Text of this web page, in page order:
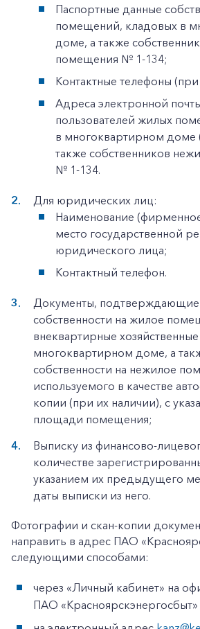
Паспортные данные
помещений, кладовых в
доме, а также
помещения № 1-134;
Контактные телефоны
Адреса электронной
пользователей жилых
в многоквартирном доме
также собственников
№ 1-134.
Для юридических лиц:
Наименование
место государственной
юридического лица;
Контактный телефон.
Документы, подтверждающие
собственности на жилое
внеквартирные
многоквартирном доме, а
собственности на нежилое
используемого в качестве
копии (при их наличии), с
площади помещения;
Выписку из финансово-
количестве
указанием их предыдущего
даты выписки из него.
Фотографии и скан-копии
направить в адрес ПАО
следующими способами:
через «Личный кабинет» на
ПАО «Красноярскэнергосбыт»